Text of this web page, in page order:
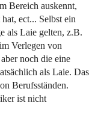
Bereich auskennt,
ect... Selbst ein
als Laie gelten, z.B.
Verlegen von
noch die eine
als Laie. Das
Berufsständen.
ist nicht